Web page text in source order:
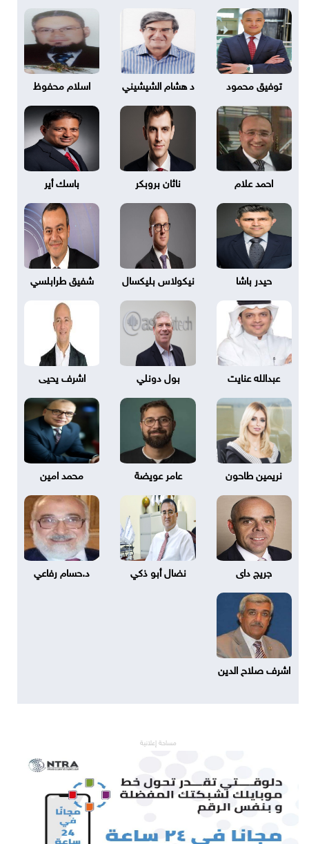
توفيق محمود د هشام الشيشيني اسلام محفوظ
احمد علام ناثان بروبكر باسك أير
حيدر باشا نيكولاس بليكسال شفيق طرابلسي
عبدالله عنايت بول دونلي اشرف يحيى
نريمين طاحون عامر عويضة محمد امين
جريج داى نضال أبو ذكي د.حسام رفاعي
اشرف صلاح الدين
مساحة إعلانية